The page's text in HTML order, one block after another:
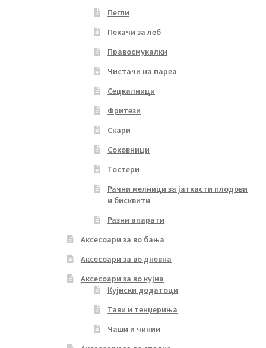
Пегли
Пекачи за леб
Правосмукалки
Чистачи на пареа
Сецкалници
Фритези
Скари
Соковници
Тостери
Рачни мелници за јаткасти плодови
и бисквити
Разни апарати
Аксесоари за во бања
Аксесоари за во дневна
Аксесоари за во кујна
Кујнски додатоци
Тави и тенџериња
Чаши и чинии